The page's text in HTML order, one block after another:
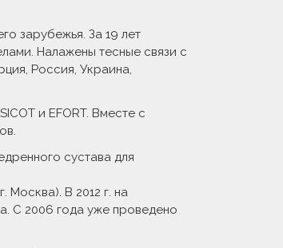
зарубежья. За 19 лет
Налажены тесные связи с
Россия, Украина,
и EFORT. Вместе с
сустава для
В 2012 г. на
С 2006 года уже проведено